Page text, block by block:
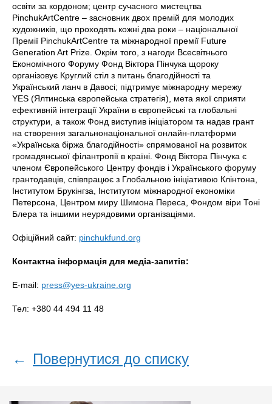
освіти за кордоном; центр сучасного мистецтва
PinchukArtCentre – засновник двох премій для молодих
художників, що проходять кожні два роки – національної
Премії PinchukArtCentre та міжнародної премії Future
Generation Art Prize. Окрім того, з нагоди Всесвітнього
Економічного Форуму Фонд Віктора Пінчука щороку
організовує Круглий стіл з питань благодійності та
Український ланч в Давосі; підтримує міжнародну мережу
YES (Ялтинська європейська стратегія), мета якої сприяти
ефективній інтеграції України в європейські та глобальні
структури, а також Фонд виступив ініціатором та надав грант
на створення загальнонаціональної онлайн-платформи
«Українська біржа благодійності» спрямованої на розвиток
громадянської філантропії в країні. Фонд Віктора Пінчука є
членом Європейського Центру фондів і Українського форуму
грантодавців, співпрацює з Глобальною ініціативою Клінтона,
Інститутом Брукінгза, Інститутом міжнародної економіки
Петерсона, Центром миру Шимона Переса, Фондом віри Тоні
Блера та іншими неурядовими організаціями.
Офіційний сайт: pinchukfund.org
Контактна інформація для медіа-запитів:
E-mail: press@yes-ukraine.org
Тел: +380 44 494 11 48
← Повернутися до списку